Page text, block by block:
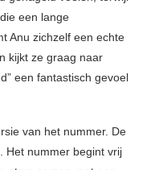
een lange
Anu zichzelf een echte
kijkt ze graag naar
een fantastisch gevoel
van het nummer. De
Het nummer begint vrij